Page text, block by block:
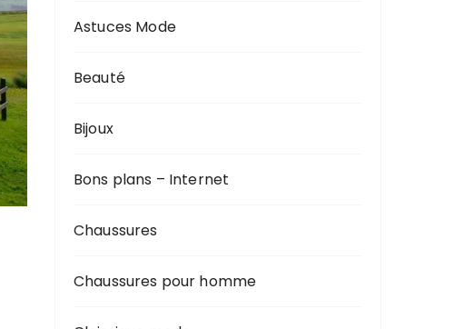
Astuces Mode
Beauté
Bijoux
Bons plans – Internet
Chaussures
Chaussures pour homme